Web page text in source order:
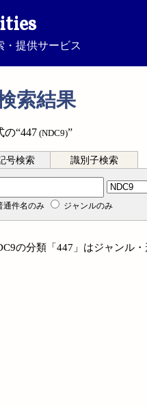
・提供サービス
索結果
“447(NDC9)”
号検索 識別子検索
通件名のみ ジャンルのみ
の分類「447」はジャンル